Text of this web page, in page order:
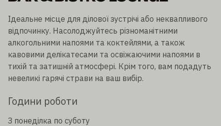
Ідеальне місце для ділової зустрічі або неквапливого
відпочинку. Насолоджуйтесь різноманітними
алкогольними напоями та коктейлями, а також
кавовими делікатесами та освіжаючими напоями в
тихій та затишній атмосфері. Крім того, вам подадуть
невеликі гарячі страви на ваш вибір.
Години роботи
З понеділка по суботу